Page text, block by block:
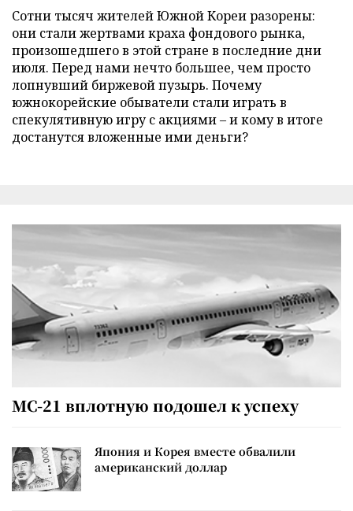
Сотни тысяч жителей Южной Кореи разорены:
они стали жертвами краха фондового рынка,
произошедшего в этой стране в последние дни
июля. Перед нами нечто большее, чем просто
лопнувший биржевой пузырь. Почему
южнокорейские обыватели стали играть в
спекулятивную игру с акциями – и кому в итоге
достанутся вложенные ими деньги?
МС-21 вплотную подошел к успеху
Япония и Корея вместе обвалили
американский доллар